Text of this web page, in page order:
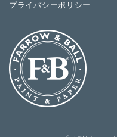
プライバシーポリシー